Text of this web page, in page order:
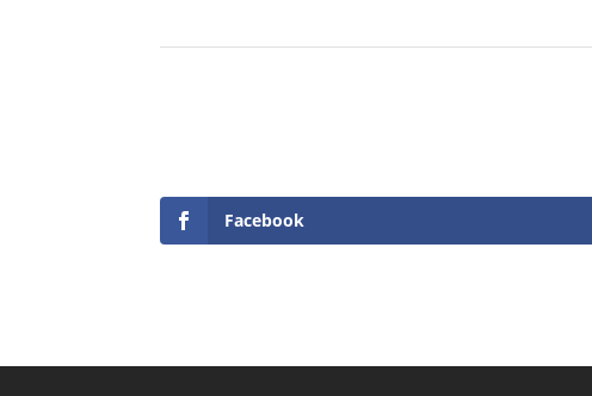
Facebook